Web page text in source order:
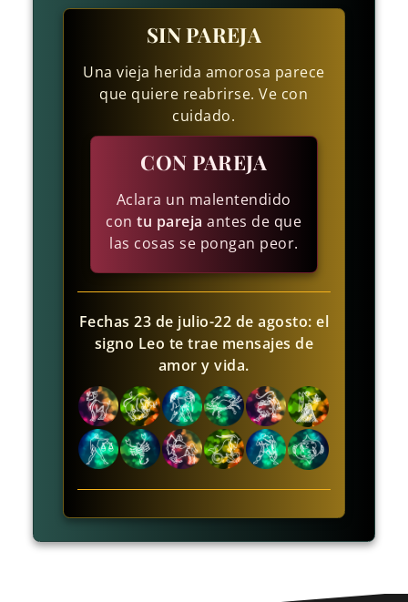
SIN PAREJA
Una vieja herida amorosa parece
que quiere reabrirse. Ve con
cuidado.
CON PAREJA
Aclara un malentendido
contu pareja antes de que
las cosas se pongan peor.
Fechas 23 de julio-22 de agosto: el
signo Leo te trae mensajes de
amor y vida.